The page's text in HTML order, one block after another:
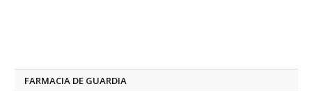
FARMACIA DE GUARDIA